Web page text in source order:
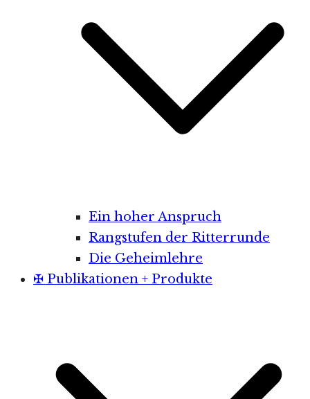
Ein hoher Anspruch
Rangstufen der Ritterrunde
Die Geheimlehre
✠ Publikationen + Produkte